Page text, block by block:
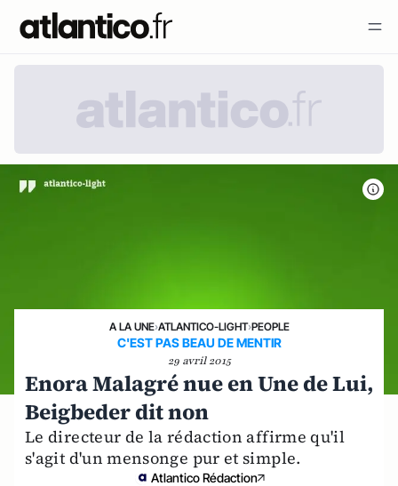
A LA UNE›ATLANTICO-LIGHT›PEOPLE
C'EST PAS BEAU DE MENTIR
29 avril 2015
Enora Malagré nue en Une de Lui,
Beigbeder dit non
Le directeur de la rédaction affirme qu'il
s'agit d'un mensonge pur et simple.
Atlantico Rédaction